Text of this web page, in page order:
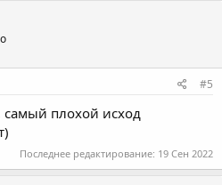
#5
самый плохой исход
Последнее редактирование: 19 Сен 2022